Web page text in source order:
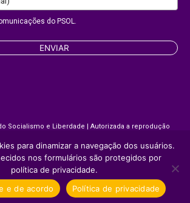
do PSOL.
ENVIAR
Socialismo e Liberdade | Autorizada a reprodução
Site desenvolvido porAppmobi
para dinamizar a navegação dos usuários.
nos formulários são protegidos por
política de privacidade.
e de acordo
Política de privacidade